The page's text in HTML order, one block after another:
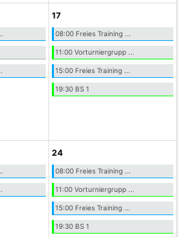
17
08:00 Freies Training ...
11:00 Vorturniergrupp ...
15:00 Freies Training ...
19:30 BS 1
24
08:00 Freies Training ...
11:00 Vorturniergrupp ...
15:00 Freies Training ...
19:30 BS 1